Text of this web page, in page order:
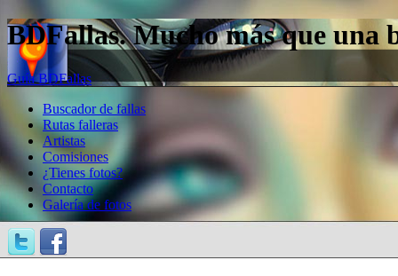
BDFallas. Mucho más que una
Guía BDFallas
Buscador de fallas
Rutas falleras
Artistas
Comisiones
¿Tienes fotos?
Contacto
Galería de fotos